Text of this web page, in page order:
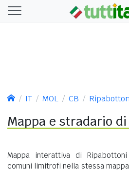
IT MOL CB
Mappa e stradario
Mappa interattiva di
comuni limitrofi nella stessa